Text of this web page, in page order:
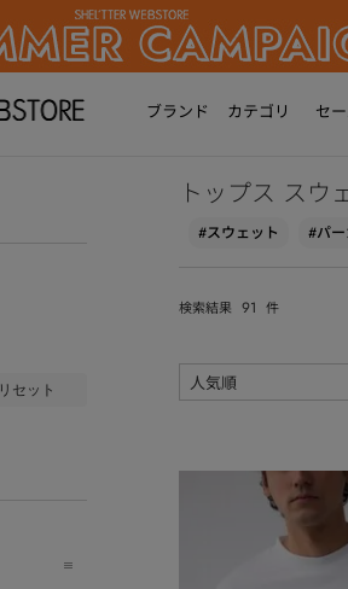
ブランド カテゴリ セ
リセット
トップス スウ
#スウェット #パ
検索結果 91 件